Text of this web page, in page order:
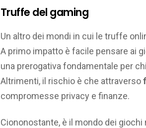
Truffe del gaming
Un altro dei mondi in cui le truffe
A primo impatto è facile pensare ai
una prerogativa fondamentale per
Altrimenti, il rischio è che attraverso
compromesse privacy e finanze.
Ciononostante, è il mondo dei